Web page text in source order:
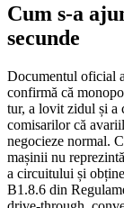
Cum s-a
secunde
Documentul oficial
confirmă că
tur, a lovit zidul și a
comisarilor că
negocieze normal.
mașinii nu
a circuitului și
B1.8.6 din